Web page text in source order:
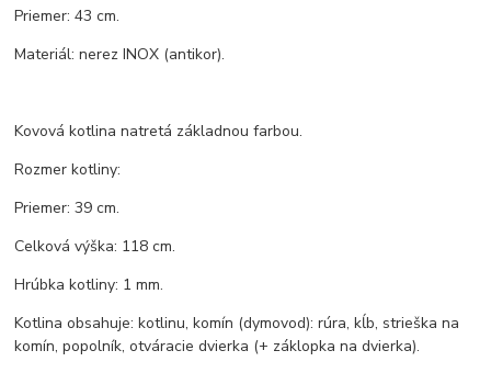
Priemer: 43 cm.
Materiál: nerez INOX (antikor).
Kovová kotlina natretá základnou farbou.
Rozmer kotliny:
Priemer: 39 cm.
Celková výška: 118 cm.
Hrúbka kotliny: 1 mm.
Kotlina obsahuje: kotlinu, komín (dymovod): rúra, kĺb, strieška na
komín, popolník, otváracie dvierka (+ záklopka na dvierka).